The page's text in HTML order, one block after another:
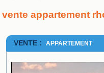
vente appartement
VENTE : APPARTEMENT